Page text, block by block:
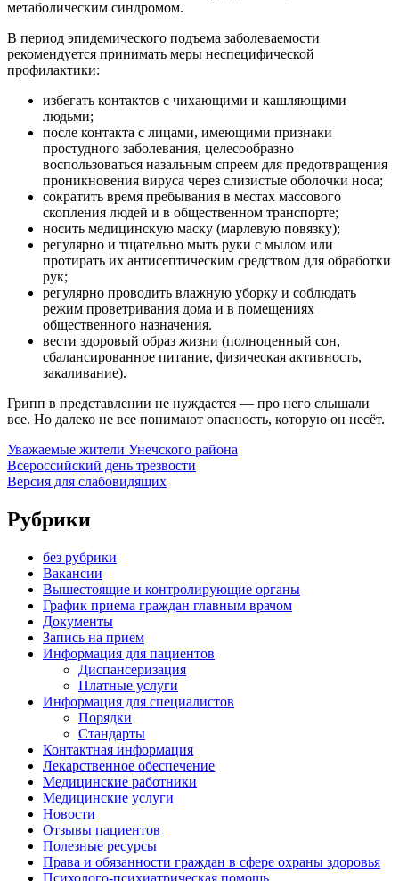
метаболическим синдромом.
В период эпидемического подъема заболеваемости
рекомендуется принимать меры неспецифической
профилактики:
избегать контактов с чихающими и кашляющими
людьми;
после контакта с лицами, имеющими признаки
простудного заболевания, целесообразно
воспользоваться назальным спреем для предотвращения
проникновения вируса через слизистые оболочки носа;
сократить время пребывания в местах массового
скопления людей и в общественном транспорте;
носить медицинскую маску (марлевую повязку);
регулярно и тщательно мыть руки с мылом или
протирать их антисептическим средством для обработки
рук;
регулярно проводить влажную уборку и соблюдать
режим проветривания дома и в помещениях
общественного назначения.
вести здоровый образ жизни (полноценный сон,
сбалансированное питание, физическая активность,
закаливание).
Грипп в представлении не нуждается — про него слышали
все. Но далеко не все понимают опасность, которую он несёт.
Уважаемые жители Унечского района
Всероссийский день трезвости
Версия для слабовидящих
Рубрики
без рубрики
Вакансии
Вышестоящие и контролирующие органы
График приема граждан главным врачом
Документы
Запись на прием
Информация для пациентов
Диспансеризация
Платные услуги
Информация для специалистов
Порядки
Стандарты
Контактная информация
Лекарственное обеспечение
Медицинские работники
Медицинские услуги
Новости
Отзывы пациентов
Полезные ресурсы
Права и обязанности граждан в сфере охраны здоровья
Психолого-психиатрическая помощь